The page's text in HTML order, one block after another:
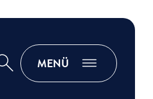
Suche MENÜ